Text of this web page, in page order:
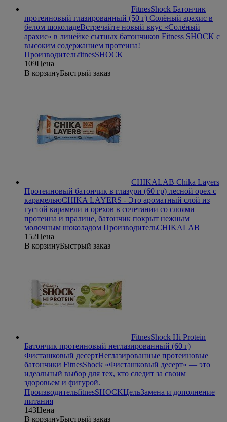
FitnesShock Батончик
протеиновый глазированный (50 г) Солёный арахис в
белом шоколадеВстречайте новый вкус «Солёный
арахис» в линейке сытных батончиков Fitness SHOCK с
высоким содержанием протеина!
ПроизводительfitnesSHOCK
109Цена
В корзинуБыстрый заказ
CHIKALAB Chika Layers
Протеиновый батончик в глазури (60 гр) лесной орех с
карамельюCHIKA LAYERS - Это ароматный слой из
густой карамели и орехов в сочетании со слоями
протеина и пралине, батончик покрыт нежным
молочным шоколадом ПроизводительCHIKALAB
152Цена
В корзинуБыстрый заказ
FitnesShock Hi Protein
Батончик протеиновый неглазированный (60 г)
Фисташковый десертНеглазированные протеиновые
батончики FitnesShock «Фисташковый десерт» — это
идеальный выбор для тех, кто следит за своим
здоровьем и фигурой.
ПроизводительfitnesSHOCKЦельЗамена и дополнение
питания
143Цена
В корзинуБыстрый заказ